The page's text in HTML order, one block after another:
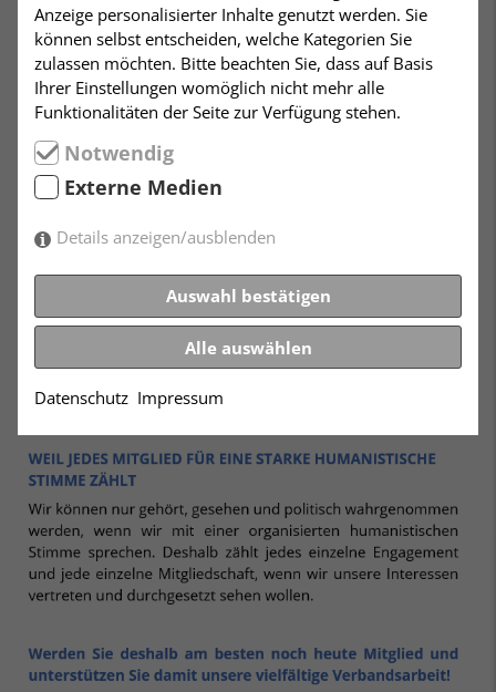
Anzeige personalisierter Inhalte genutzt werden. Sie
können selbst entscheiden, welche Kategorien Sie
zulassen möchten. Bitte beachten Sie, dass auf Basis
Ihrer Einstellungen womöglich nicht mehr alle
Funktionalitäten der Seite zur Verfügung stehen.
Notwendig
Externe Medien
Details anzeigen/ausblenden
Auswahl bestätigen
Alle auswählen
Datenschutz Impressum